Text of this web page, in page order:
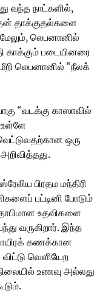
வந்த நாட்களில்,
தாக்குதல்களை
லெபனானில்
காக்கும் படையினரை
லெபனானில் “நீலக்
“வடக்கு காஸாவில்
உள்ளே
ஒரு
பிரதம மந்திரி
பட்டினி போடும்
உதவிகளை
வருகிறார். இந்த
கணக்கான
வெளியேற
உணவு அல்லது